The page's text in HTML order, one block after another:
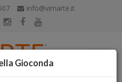
info@vimarte.it
Gioconda